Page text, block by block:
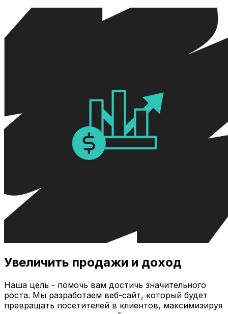
Увеличить продажи и доход
Наша цель - помочь вам достичь значительного
роста. Мы разработаем веб-сайт, который будет
превращать посетителей в клиентов, максимизируя